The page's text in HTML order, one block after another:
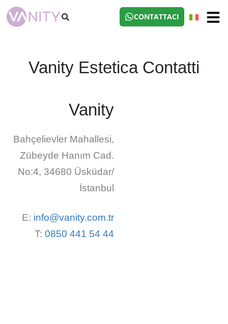
CONTATTACI
Vanity Estetica Contatti
Vanity
Bahçelievler Mahallesi,
Zübeyde Hanım Cad.
No:4, 34680 Üsküdar/
İstanbul
E: info@vanity.com.tr
T: 0850 441 54 44